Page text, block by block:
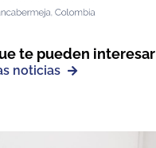
te pueden interesar
noticias